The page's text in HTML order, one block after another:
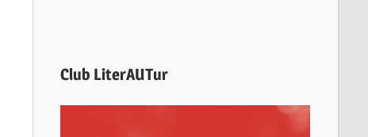
Club LiterAUTur